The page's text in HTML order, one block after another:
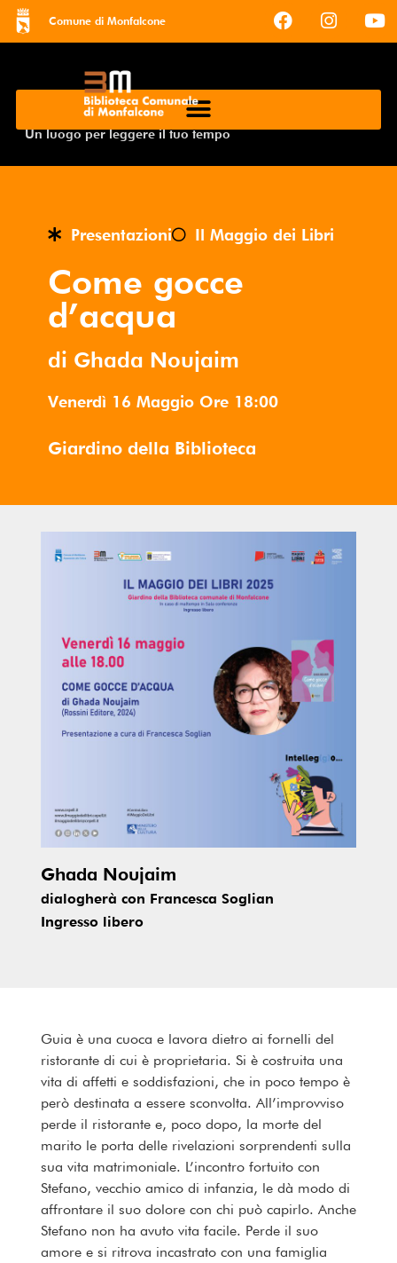
Comune di Monfalcone
Un luogo per leggere il tuo tempo
Presentazioni Il Maggio dei Libri
Come gocce
d’acqua
di Ghada Noujaim
Venerdì 16 Maggio Ore 18:00
Giardino della Biblioteca
Ghada Noujaim
dialogherà con Francesca Soglian
Ingresso libero
Guia è una cuoca e lavora dietro ai fornelli del
ristorante di cui è proprietaria. Si è costruita una
vita di affetti e soddisfazioni, che in poco tempo è
però destinata a essere sconvolta. All’improvviso
perde il ristorante e, poco dopo, la morte del
marito le porta delle rivelazioni sorprendenti sulla
sua vita matrimoniale. L’incontro fortuito con
Stefano, vecchio amico di infanzia, le dà modo di
affrontare il suo dolore con chi può capirlo. Anche
Stefano non ha avuto vita facile. Perde il suo
amore e si ritrova incastrato con una famiglia